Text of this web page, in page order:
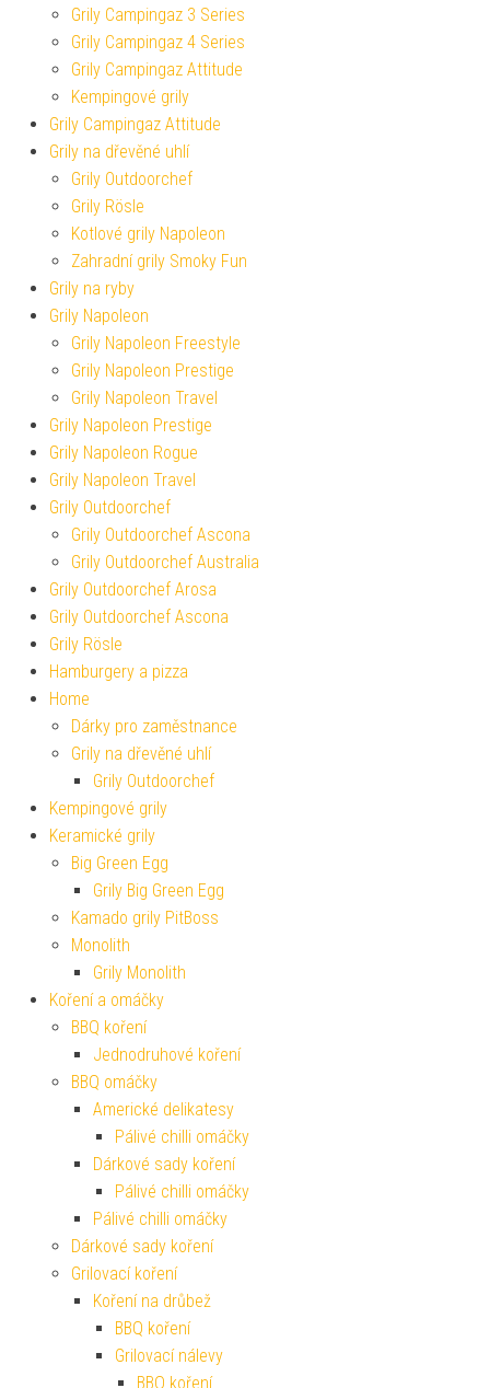
Grily Campingaz 3 Series
Grily Campingaz 4 Series
Grily Campingaz Attitude
Kempingové grily
Grily Campingaz Attitude
Grily na dřevěné uhlí
Grily Outdoorchef
Grily Rösle
Kotlové grily Napoleon
Zahradní grily Smoky Fun
Grily na ryby
Grily Napoleon
Grily Napoleon Freestyle
Grily Napoleon Prestige
Grily Napoleon Travel
Grily Napoleon Prestige
Grily Napoleon Rogue
Grily Napoleon Travel
Grily Outdoorchef
Grily Outdoorchef Ascona
Grily Outdoorchef Australia
Grily Outdoorchef Arosa
Grily Outdoorchef Ascona
Grily Rösle
Hamburgery a pizza
Home
Dárky pro zaměstnance
Grily na dřevěné uhlí
Grily Outdoorchef
Kempingové grily
Keramické grily
Big Green Egg
Grily Big Green Egg
Kamado grily PitBoss
Monolith
Grily Monolith
Koření a omáčky
BBQ koření
Jednodruhové koření
BBQ omáčky
Americké delikatesy
Pálivé chilli omáčky
Dárkové sady koření
Pálivé chilli omáčky
Pálivé chilli omáčky
Dárkové sady koření
Grilovací koření
Koření na drůbež
BBQ koření
Grilovací nálevy
BBQ koření